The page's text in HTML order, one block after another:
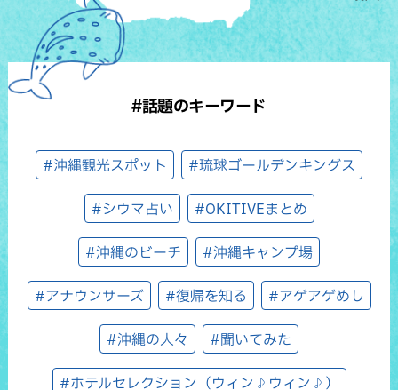
#話題のキーワード
#沖縄観光スポット #琉球ゴールデンキングス
#シウマ占い #OKITIVEまとめ
#沖縄のビーチ #沖縄キャンプ場
#アナウンサーズ #復帰を知る #アゲアゲめし
#沖縄の人々 #聞いてみた
#ホテルセレクション（ウィン♪ウィン♪）